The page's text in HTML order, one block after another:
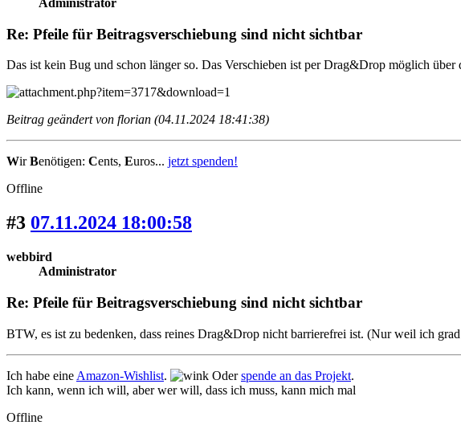
Administrator
Re: Pfeile für Beitragsverschiebung sind nicht sichtbar
Das ist kein Bug und schon länger so. Das Verschieben ist per Drag&Drop möglich
Beitrag geändert von florian (04.11.2024 18:41:38)
WirBenötigen: Cents, Euros... jetzt spenden!
Offline
#3 07.11.2024 18:00:58
webbird
Administrator
Re: Pfeile für Beitragsverschiebung sind nicht sichtbar
BTW, es ist zu bedenken, dass reines Drag&Drop nicht barrierefrei ist. (Nur weil ich
Ich habe eine Amazon-Wishlist. Oderspende an das Projekt.
Ich kann, wenn ich will, aber wer will, dass ich muss, kann mich mal
Offline